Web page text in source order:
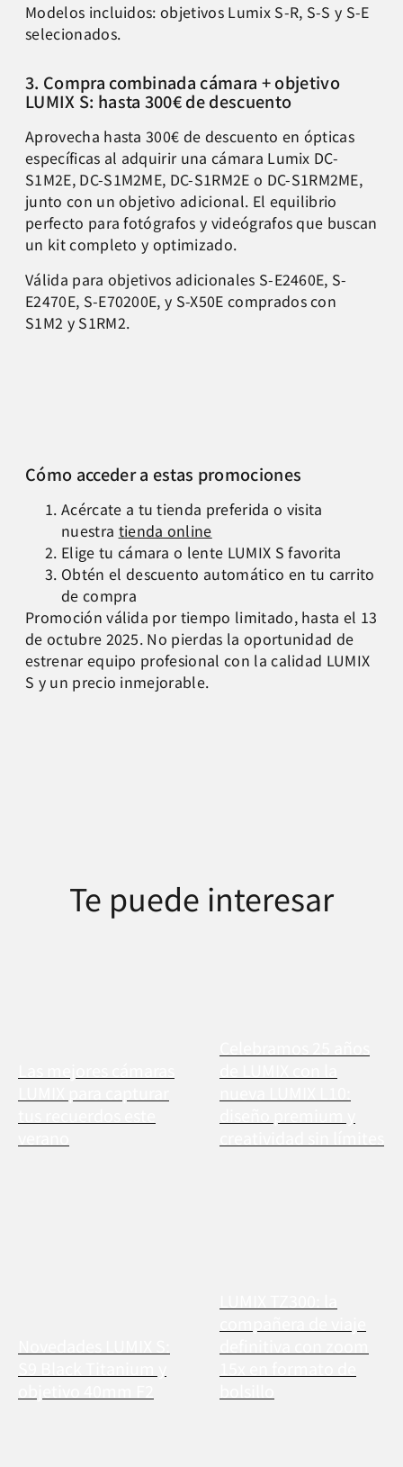
Modelos incluidos: objetivos Lumix S-R, S-S y S-E
selecionados.
3. Compra combinada cámara + objetivo
LUMIX S: hasta 300€ de descuento
Aprovecha hasta 300€ de descuento en ópticas
específicas al adquirir una cámara Lumix DC-
S1M2E, DC-S1M2ME, DC-S1RM2E o DC-S1RM2ME,
junto con un objetivo adicional. El equilibrio
perfecto para fotógrafos y videógrafos que buscan
un kit completo y optimizado.
Válida para objetivos adicionales S-E2460E, S-
E2470E, S-E70200E, y S-X50E comprados con
S1M2 y S1RM2.
Cómo acceder a estas promociones
Acércate a tu tienda preferida o visita
nuestra tienda online
Elige tu cámara o lente LUMIX S favorita
Obtén el descuento automático en tu carrito
de compra
Promoción válida por tiempo limitado, hasta el 13
de octubre 2025. No pierdas la oportunidad de
estrenar equipo profesional con la calidad LUMIX
S y un precio inmejorable.
Te puede interesar